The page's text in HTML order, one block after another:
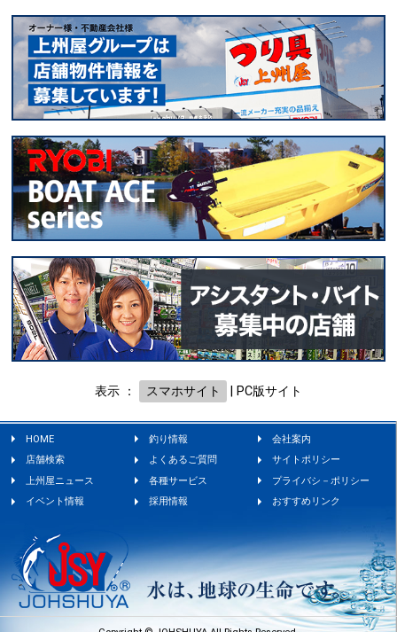
表示 ： スマホサイト PC版サイト
HOME 釣り情報
会社案内
店舗検索
よくあるご質問
サイトポリシー
上州屋ニュース
各種サービス
プライバシ－ポリシー
イベント情報
採用情報 おすすめリンク